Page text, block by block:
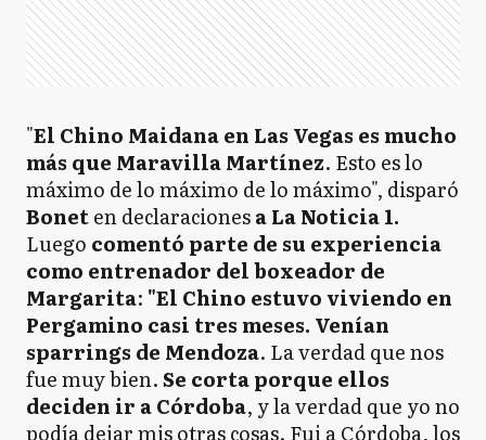
"El Chino Maidana en Las Vegas es mucho
más que Maravilla Martínez. Esto es lo
máximo de lo máximo de lo máximo", disparó
Boneten declaracionesa La Noticia 1.
Luego comentó parte de su experiencia
como entrenador del boxeador de
Margarita: "El Chino estuvo viviendo en
Pergamino casi tres meses. Venían
sparrings de Mendoza. La verdad que nos
fue muy bien.Se corta porque ellos
deciden ir a Córdoba, y la verdad que yo no
podía dejar mis otras cosas. Fui a Córdoba, los